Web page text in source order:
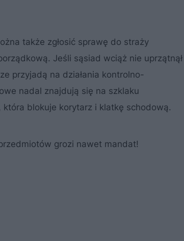
także zgłosić sprawę do straży
Jeśli sąsiad wciąż nie uprzątnął
przyjadą na działania kontrolno-
nadal znajdują się na szklaku
blokuje korytarz i klatkę schodową.
grozi nawet mandat!